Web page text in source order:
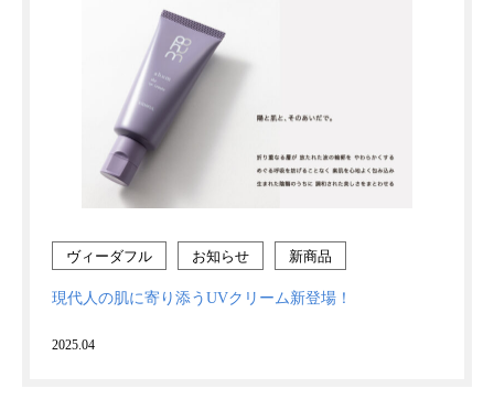
ヴィーダフル お知らせ 新商品
現代人の肌に寄り添うUVクリーム新登場！
2025.04